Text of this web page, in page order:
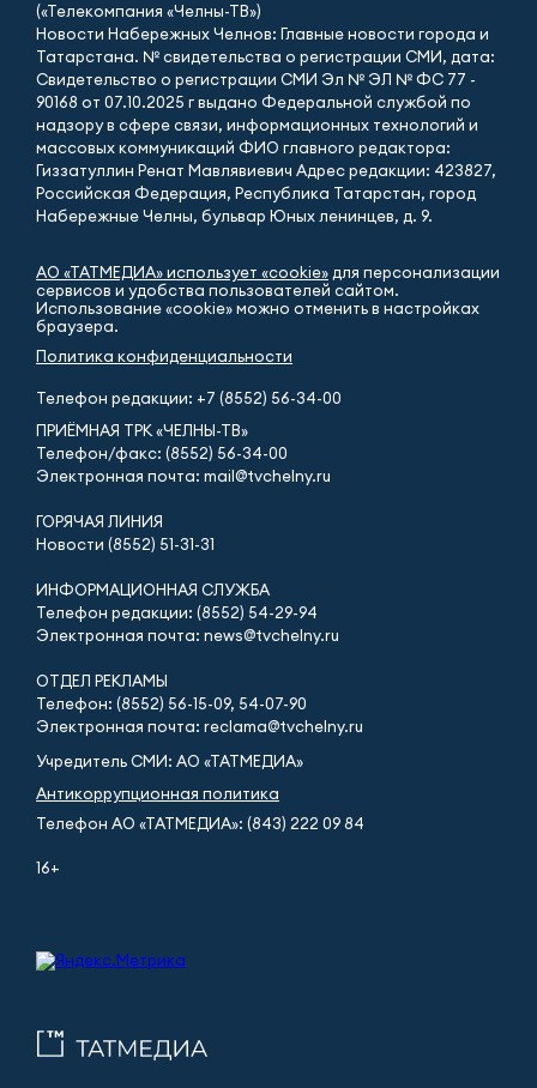
(«Телекомпания «Челны-ТВ»)
Новости Набережных Челнов: Главные новости города и
Татарстана. № свидетельства о регистрации СМИ, дата:
Свидетельство о регистрации СМИ Эл № ЭЛ № ФС 77 -
90168 от 07.10.2025 г выдано Федеральной службой по
надзору в сфере связи, информационных технологий и
массовых коммуникаций ФИО главного редактора:
Гиззатуллин Ренат Мавлявиевич Адрес редакции: 423827,
Российская Федерация, Республика Татарстан, город
Набережные Челны, бульвар Юных ленинцев, д. 9.
АО «ТАТМЕДИА» использует «cookie»для персонализации
сервисов и удобства пользователей сайтом.
Использование «cookie» можно отменить в настройках
браузера.
Политика конфиденциальности
Телефон редакции: +7 (8552) 56-34-00
ПРИЁМНАЯ ТРК «ЧЕЛНЫ-ТВ»
Телефон/факс: (8552) 56-34-00
Электронная почта: mail@tvchelny.ru
ГОРЯЧАЯ ЛИНИЯ
Новости (8552) 51-31-31
ИНФОРМАЦИОННАЯ СЛУЖБА
Телефон редакции: (8552) 54-29-94
Электронная почта: news@tvchelny.ru
ОТДЕЛ РЕКЛАМЫ
Телефон: (8552) 56-15-09, 54-07-90
Электронная почта: reclama@tvchelny.ru
Учредитель СМИ: АО «ТАТМЕДИА»
Антикоррупционная политика
Телефон АО «ТАТМЕДИА»: (843) 222 09 84
16+